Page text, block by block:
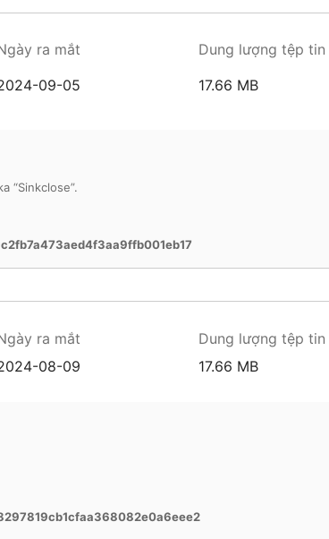
ra mắt
Dung lượng tệp tin
09-05 17.66 MB
“Sinkclose”.
ra mắt Dung lượng tệp tin
08-09 17.66 MB